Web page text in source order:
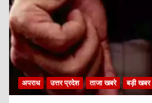
अपराध उत्तर प्रदेश ताजा खबरे बड़ी खबर